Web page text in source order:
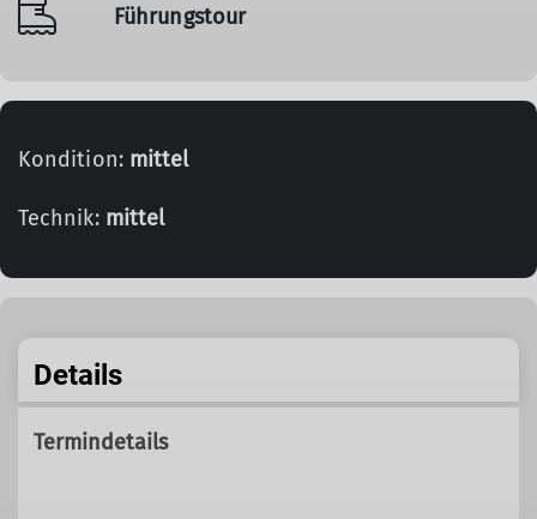
Führungstour
Kondition: mittel
Technik: mittel
Details
Termindetails